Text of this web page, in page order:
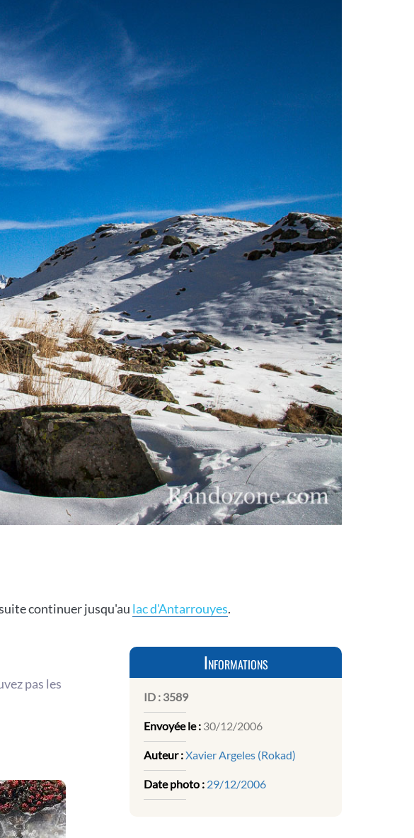
continuer jusqu'au lac d'Antarrouyes.
pas les
Informations
ID : 3589
Envoyée le : 30/12/2006
Auteur :Xavier Argeles (Rokad)
Date photo : 29/12/2006